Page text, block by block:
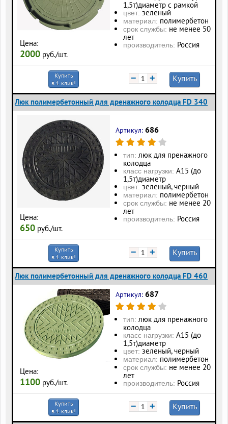
Цена:
2000 руб./шт.
1,5т)диаметр с рамкой
цвет: зеленый
материал: полимербетон
срок службы: не менее 50
лет
производитель: Россия
Купить
в 1 клик!
− + Купить
Люк полимербетонный для дренажного колодца FD 340
Цена:
650 руб./шт.
Артикул: 686
тип: люк для пренажного
колодца
класс нагрузки: А15 (до
1,5т)диаметр
цвет: зеленый, черный
материал: полимербетон
срок службы: не менее 20
лет
производитель: Россия
Купить
в 1 клик!
− + Купить
Люк полимербетонный для дренажного колодца FD 460
Цена:
1100 руб./шт.
Артикул: 687
тип: люк для пренажного
колодца
класс нагрузки: А15 (до
1,5т)диаметр
цвет: зеленый, черный
материал: полимербетон
срок службы: не менее 20
лет
производитель: Россия
Купить
в 1 клик!
− + Купить